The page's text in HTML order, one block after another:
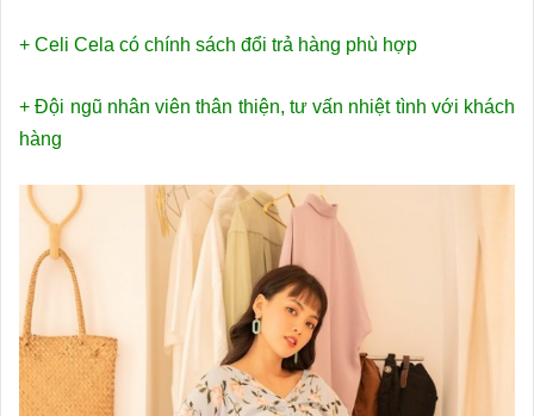
+ Celi Cela có chính sách đổi trả hàng phù hợp
+ Đội ngũ nhân viên thân thiện, tư vấn nhiệt tình với khách
hàng